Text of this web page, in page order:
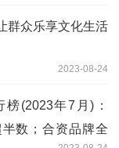
群众乐享文化生活
2023-08-24
(2023年7月)：
数；合资品牌全